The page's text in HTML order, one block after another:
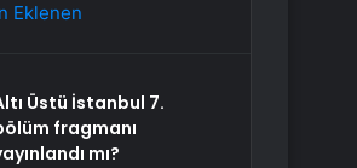
Eklenen
Üstü İstanbul 7.
fragmanı
mı?